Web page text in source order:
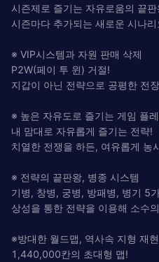
시즌제로 즐기는 자유로움의 끝판
시즌마다 추가되는 새로운 시나
※ VIP시스템과 자원 판매 삭제
P2W(페이 투 윈) 거절!
지갑이 아닌 전략으로 공평한 전
※ 높은 자유도로 즐기는 게임 플
내 맘대로 자유롭게 즐기는 전략!
치열한 전쟁을 하든, 여유롭게 농
※ 전략의 끝판왕, 병종 시스템
기병, 창병, 궁병, 방패병, 병기 5
상성을 통한 전략을 이용해 소수
※방대한 월드맵, 역사속 지형 재현
1,440,000칸의 초대형 맵!